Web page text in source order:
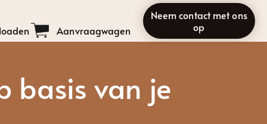
Neem contact met ons
op
Aanvraagwagen
basis van je